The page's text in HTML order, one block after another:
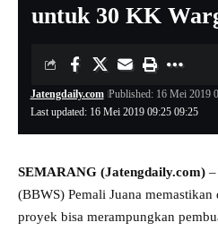
untuk 30 KK
Last updated: 16 Mei 2019 09:25 09:25
Jatengdaily.com Published: 16 Mei 2019
SEMARANG (Jatengdaily.com)
(BBWS) Pemali Juana
proyek bisa merampungkan